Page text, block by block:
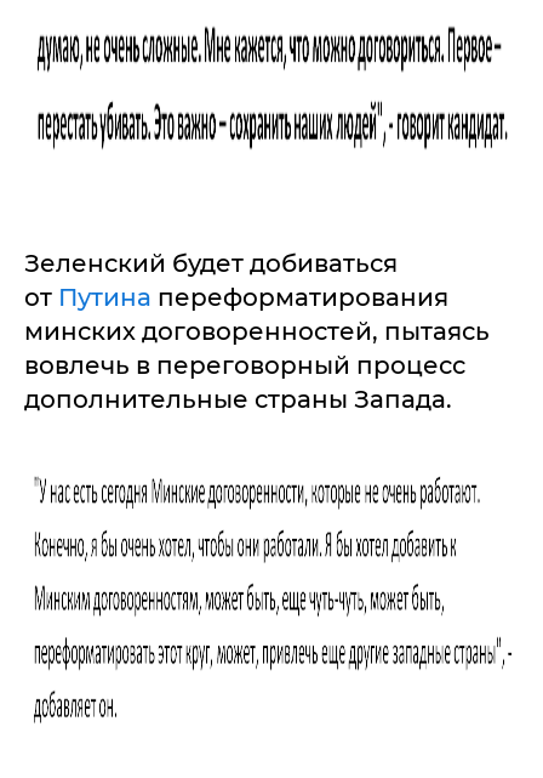
Зеленский будет добиваться
от Путина переформатирования
минских договоренностей, пытаясь
вовлечь в переговорный процесс
дополнительные страны Запада.